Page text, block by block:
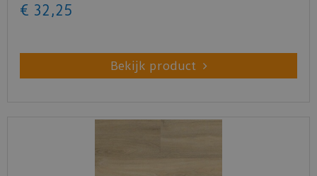
€ 32 ,25
Bekijk product